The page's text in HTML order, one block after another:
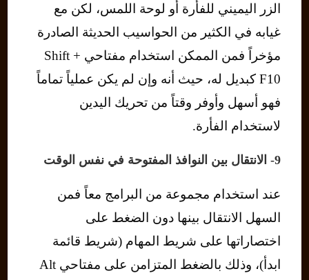
الزر اليميني للفأرة أو لوحة اللمس، لكن مع
غيابه في الكثير من الحواسيب الحديثة الصادرة
مؤخراً فمن الممكن استخدام مفتاحي Shift +
F10 كبديل له، حيث أنه وإن لم يكن عملياً تماماً
فهو أسهل وأوفر وقتاً من تحريك اليدين
لاستخدام الفأرة.
9- الانتقال بين النوافذ المفتوحة في نفس الوقت
عند استخدام مجموعة من البرامج معاً فمن
السهل الانتقال بينها دون الضغط على
اختصاراتها على شريط المهام (شريط قائمة
ابدأ)، وذلك بالضغط المتزامن على مفتاحي Alt